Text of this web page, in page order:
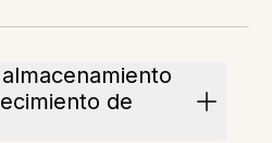
de